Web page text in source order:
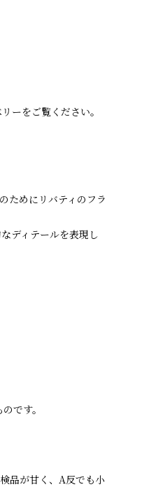
ーをご覧ください。
ためにリバティのフラ
ディテールを表現し
です。
品が甘く、A反でも小